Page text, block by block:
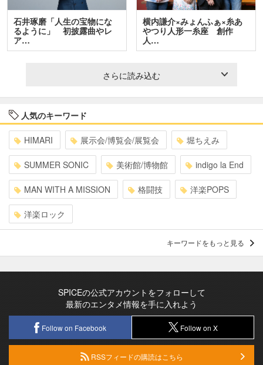
石井琢磨「人生の宝物にな
るように」 初披露曲やレ
ア…
横内謙介×みょんふぁ×糸あ
やつり人形一糸座 創作
人…
さらに読み込む
人気のキーワード
HIMARI 展示会/博覧会/展覧会 堀ちえみ
SUMMER SONIC 美術館/博物館 indigo la End
MAN WITH A MISSION 格闘技 洋楽POPS
洋楽ロック
キーワードをもっと見る
SPICEの公式アカウントをフォローして
最新のエンタメ情報を手に入れよう
Follow on Facebook Follow on X
RSSフィードの購読はこちら